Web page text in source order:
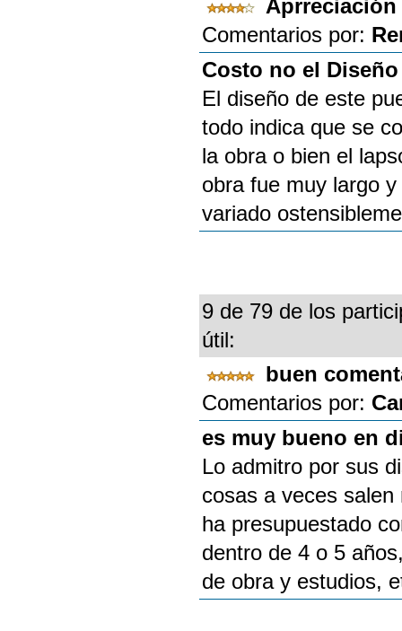
Aprreciación
Comentarios por:
Costo no el Diseño
El diseño de este
todo indica que se
la obra o bien el
obra fue muy largo
variado
9 de 79 de los
útil:
buen
Comentarios por:
es muy bueno en
Lo admitro por sus
cosas a veces
ha presupuestado
dentro de 4 o 5
de obra y estudios,